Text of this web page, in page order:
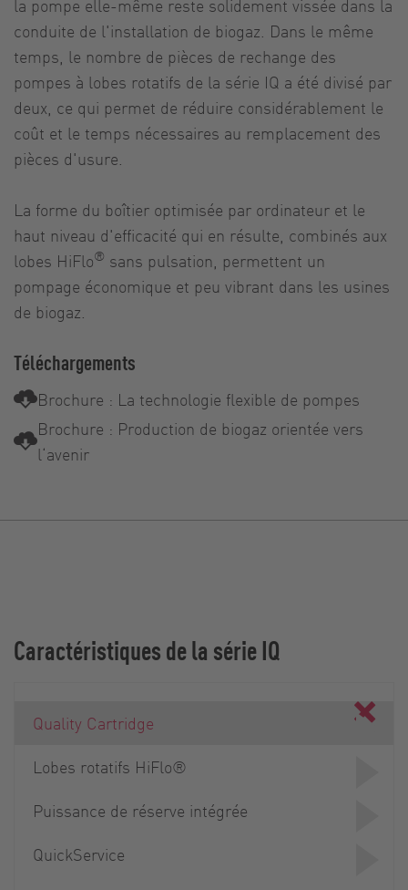
la pompe elle-même reste solidement vissée dans la
conduite de l'installation de biogaz. Dans le même
temps, le nombre de pièces de rechange des
pompes à lobes rotatifs de la série IQ a été divisé par
deux, ce qui permet de réduire considérablement le
coût et le temps nécessaires au remplacement des
pièces d'usure.
La forme du boîtier optimisée par ordinateur et le
haut niveau d'efficacité qui en résulte, combinés aux
lobes HiFlo® sans pulsation, permettent un
pompage économique et peu vibrant dans les usines
de biogaz.
Téléchargements
Brochure : La technologie flexible de pompes
Brochure : Production de biogaz orientée vers
l‘avenir
Caractéristiques de la série IQ
Quality Cartridge
Lobes rotatifs HiFlo®
Puissance de réserve intégrée
QuickService